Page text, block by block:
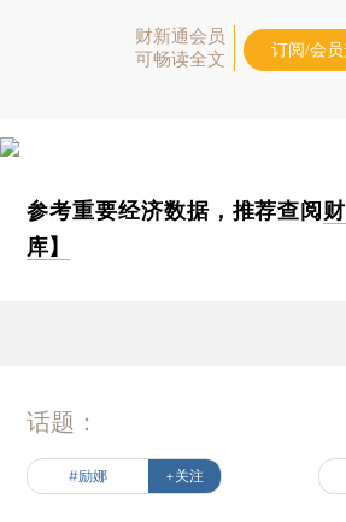
财新通会员
可畅读全文
订阅/会员
参考重要经济数据，推荐查阅
库】
话题：
#励娜 +关注